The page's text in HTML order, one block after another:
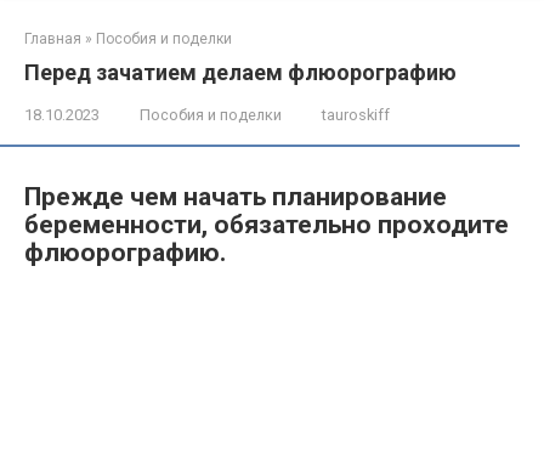
Главная » Пособия и поделки
Перед зачатием делаем флюорографию
18.10.2023 Пособия и поделки tauroskiff
Прежде чем начать планирование
беременности, обязательно проходите
флюорографию.